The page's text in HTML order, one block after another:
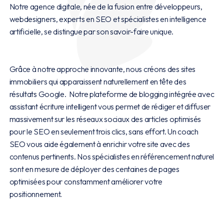
Notre agence digitale, née de la fusion entre développeurs,
webdesigners, experts en SEO et spécialistes en intelligence
artificielle, se distingue par son savoir-faire unique.
Grâce à notre approche innovante, nous créons des sites
immobiliers qui apparaissent naturellement en tête des
résultats Google. Notre plateforme de blogging intégrée avec
assistant écriture intelligent vous permet de rédiger et diffuser
massivement sur les réseaux sociaux des articles optimisés
pour le SEO en seulement trois clics, sans effort. Un coach
SEO vous aide également à enrichir votre site avec des
contenus pertinents. Nos spécialistes en référencement naturel
sont en mesure de déployer des centaines de pages
optimisées pour constamment améliorer votre
positionnement.